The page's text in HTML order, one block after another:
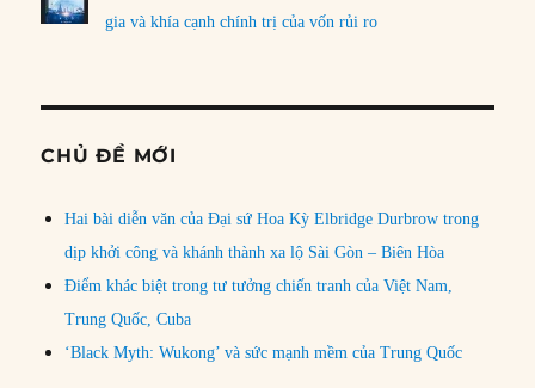
gia và khía cạnh chính trị của vốn rủi ro
CHỦ ĐỀ MỚI
Hai bài diễn văn của Đại sứ Hoa Kỳ Elbridge Durbrow trong
dịp khởi công và khánh thành xa lộ Sài Gòn – Biên Hòa
Điểm khác biệt trong tư tưởng chiến tranh của Việt Nam,
Trung Quốc, Cuba
‘Black Myth: Wukong’ và sức mạnh mềm của Trung Quốc